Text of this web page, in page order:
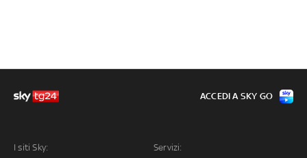
I siti Sky: Servizi:
ACCEDI A SKY GO